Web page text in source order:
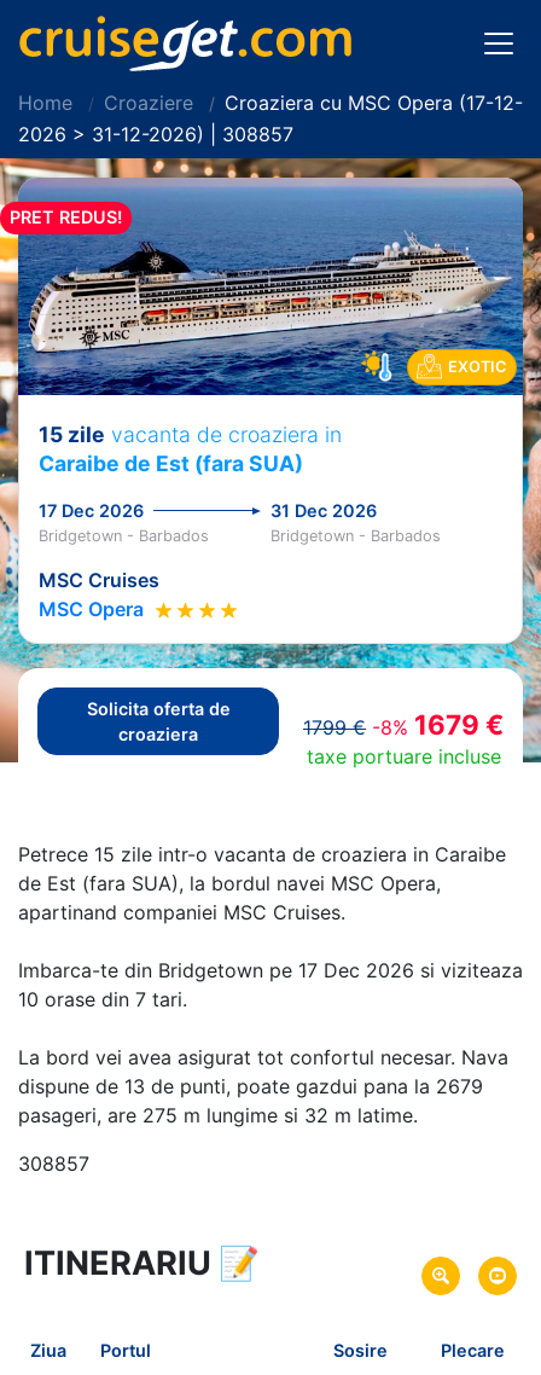
Home Croaziere
Croaziera cu MSC Opera (17-12-
2026 > 31-12-2026) | 308857
PRET REDUS!
EXOTIC
15 zile vacanta de croaziera in
Caraibe de Est (fara SUA)
17 Dec 2026 31 Dec 2026
Bridgetown - Barbados Bridgetown - Barbados
MSC Cruises
MSC Opera
Solicita oferta de
croaziera
1799 € -8% 1679 €
taxe portuare incluse
Petrece 15 zile intr-o vacanta de croaziera in Caraibe
de Est (fara SUA), la bordul navei MSC Opera,
apartinand companiei MSC Cruises.
Imbarca-te din Bridgetown pe 17 Dec 2026 si viziteaza
10 orase din 7 tari.
La bord vei avea asigurat tot confortul necesar. Nava
dispune de 13 de punti, poate gazdui pana la 2679
pasageri, are 275 m lungime si 32 m latime.
308857
15 zile vacanta de croaziera in
Caraibe de Est (fara SUA) -
Plecare pe 17 Dec 2026 din Bridgetown, Barbados
ITINERARIU 📝
Ziua Portul Sosire Plecare